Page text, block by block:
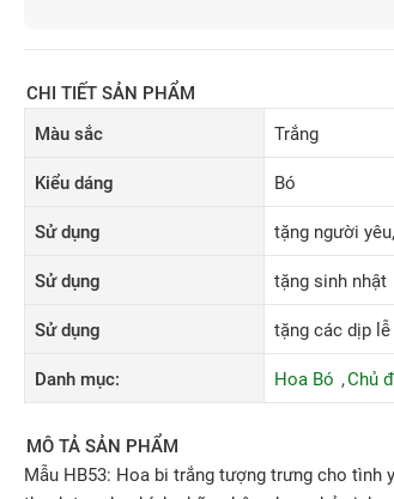
CHI TIẾT SẢN PHẨM
Màu sắc
Trắng
Kiểu dáng Bó
Sử dụng tặng người
Sử dụng tặng sinh nhật
Sử dụng tặng các dịp
Danh mục: Hoa Bó Chủ
MÔ TẢ SẢN PHẨM
Mẫu HB53: Hoa bi trắng tượng trưng cho tình